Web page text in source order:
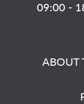
ABOUT
09:00 -